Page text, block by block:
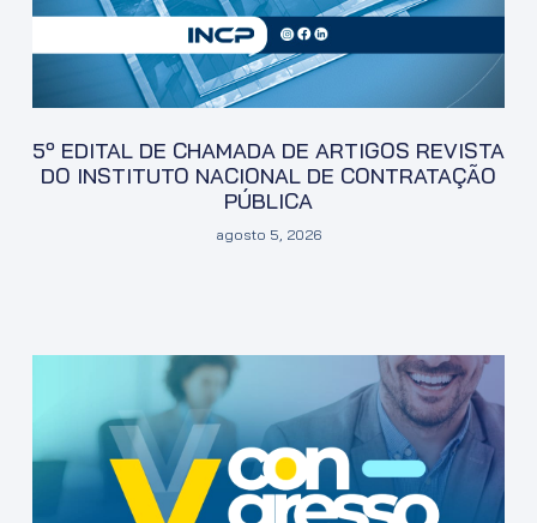
5º EDITAL DE CHAMADA DE ARTIGOS REVISTA
DO INSTITUTO NACIONAL DE CONTRATAÇÃO
PÚBLICA
agosto 5, 2026